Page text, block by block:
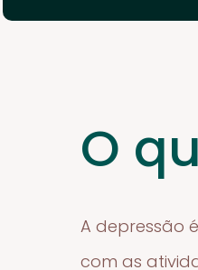
O
A depressão
com as